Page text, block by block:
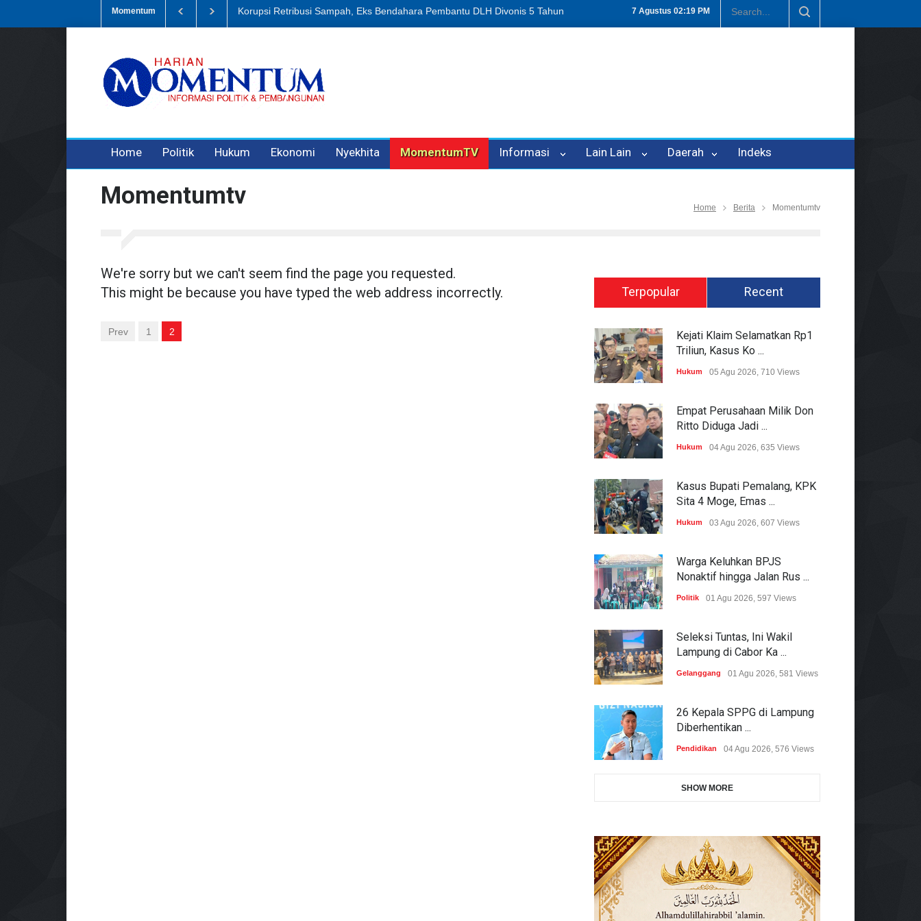
7 Agustus 02:19 PM
Momentum Korupsi Retribusi Sampah, Eks Bendahara Pembantu DLH Divonis 5 Tahun Dugaan Penipuan Oleh Oknum Kadis, Kuasa Hukum Pelapor Desak Polisi
Home Politik Hukum Ekonomi Nyekhita MomentumTV Informasi Lain Lain Daerah Indeks
Momentumtv Home Berita Momentumtv
We're sorry but we can't seem find the page you requested.
This might be because you have typed the web address incorrectly.
Prev 1 2
Terpopular Recent
Kejati Klaim Selamatkan Rp1
Triliun, Kasus Ko ...
Hukum 05 Agu 2026, 710 Views
Empat Perusahaan Milik Don
Ritto Diduga Jadi ...
Hukum 04 Agu 2026, 635 Views
Kasus Bupati Pemalang, KPK
Sita 4 Moge, Emas ...
Hukum 03 Agu 2026, 607 Views
Warga Keluhkan BPJS
Nonaktif hingga Jalan Rus ...
Politik 01 Agu 2026, 597 Views
Seleksi Tuntas, Ini Wakil
Lampung di Cabor Ka ...
Gelanggang 01 Agu 2026, 581 Views
26 Kepala SPPG di Lampung
Diberhentikan ...
Pendidikan 04 Agu 2026, 576 Views
SHOW MORE